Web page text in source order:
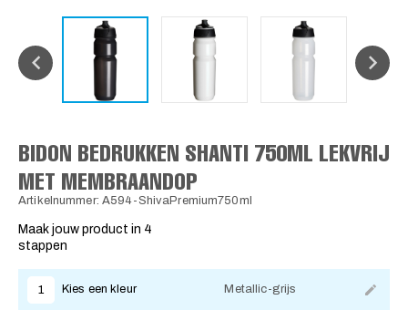
BIDON BEDRUKKEN SHANTI 750ML LEKVRIJ
MET MEMBRAANDOP
Artikelnummer: A594-ShivaPremium750ml
Maak jouw product in 4
stappen
1 Kies een kleur Metallic-grijs